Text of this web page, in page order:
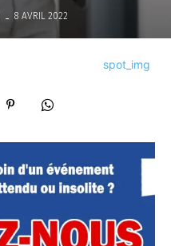
- 8 AVRIL 2022